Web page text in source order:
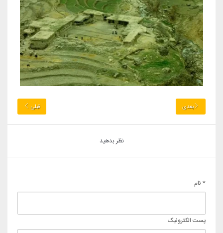
بعدی قبلی
نظر بدهید
* نام
پست الکترونیک